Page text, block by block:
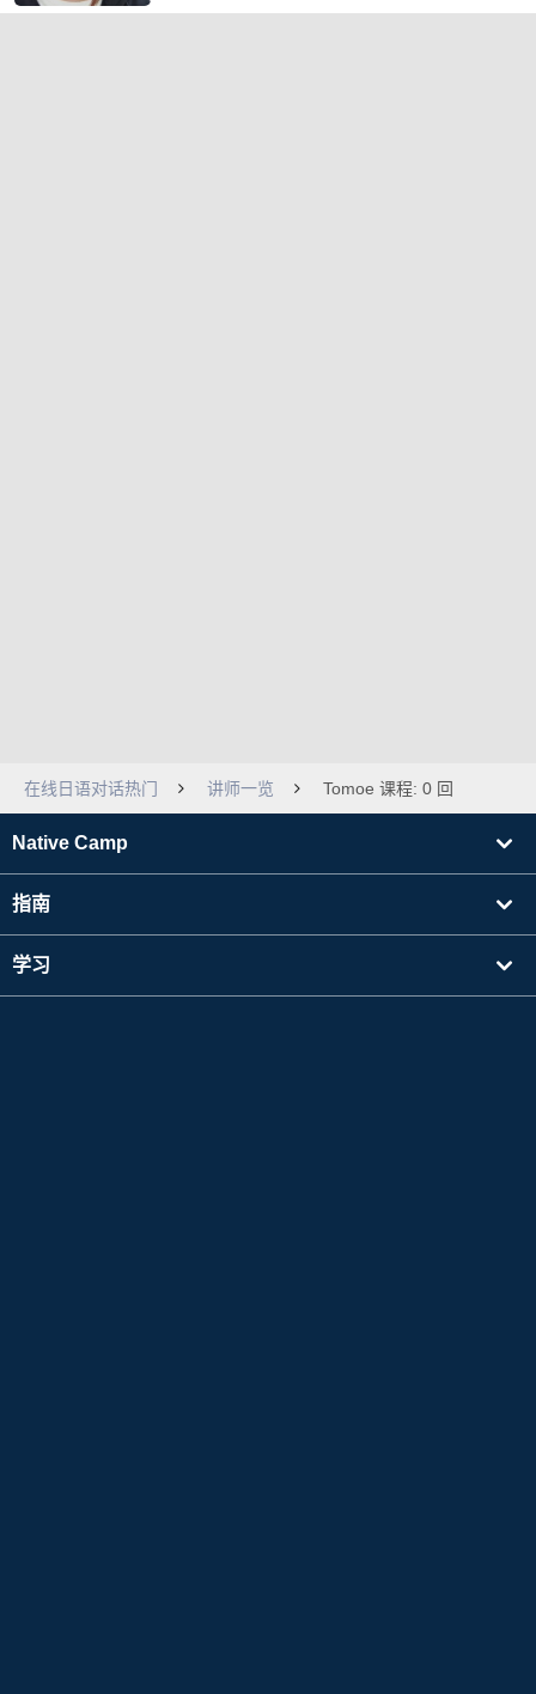
在线日语对话热门 讲师一览 Tomoe 课程: 0 回
Native Camp
指南
学习